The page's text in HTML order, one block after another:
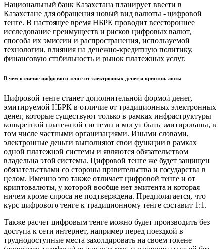
Национальный банк Казахстана планирует ввести в
Казахстане для обращения новый вид валюты - цифровой
тенге. В настоящее время НБРК проводит всестороннее
исследование преимуществ и рисков цифровых валют,
способа их эмиссии и распространения, используемой
технологии, влияния на денежно-кредитную политику,
финансовую стабильность и рынок платежных услуг.
В чем отличие цифрового тенге от электронных денег и криптовалюты
Цифровой тенге станет дополнительной формой денег,
эмитируемой НБРК в отличие от традиционных электронных
денег, которые существуют только в рамках инфраструктуры
конкретной платежной системы и могут быть эмитированы, в
том числе частными организациями. Иными словами,
электронные деньги выполняют свои функции в рамках
одной платежной системы и являются обязательством
владельца этой системы. Цифровой тенге же будет защищен
обязательствами со стороны правительства и государства в
целом. Именно это также отличает цифровой тенге и от
криптовалюты, у которой вообще нет эмитента и которая
ничем кроме спроса не подтверждена. Предполагается, что
курс цифрового тенге к традиционному тенге составит 1:1.
Также расчет цифровым тенге можно будет производить без
доступа к сети интернет, например перед поездкой в
труднодоступные места захолдировать на своем токене